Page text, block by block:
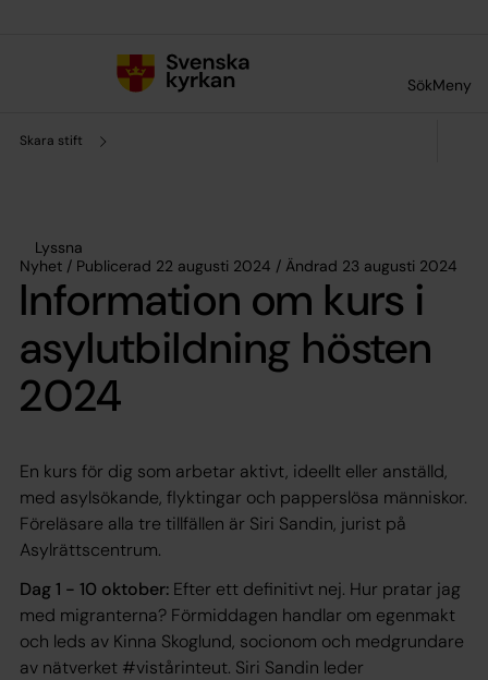
SökMeny
Skara stift
Lyssna
Nyhet / Publicerad 22 augusti 2024 / Ändrad 23 augusti 2024
Information om kurs i
asylutbildning hösten
2024
En kurs för dig som arbetar aktivt, ideellt eller anställd,
med asylsökande, flyktingar och papperslösa människor.
Föreläsare alla tre tillfällen är Siri Sandin, jurist på
Asylrättscentrum.
Dag 1 - 10 oktober: Efter ett definitivt nej. Hur pratar jag
med migranterna? Förmiddagen handlar om egenmakt
och leds av Kinna Skoglund, socionom och medgrundare
av nätverket #vistårinteut. Siri Sandin leder